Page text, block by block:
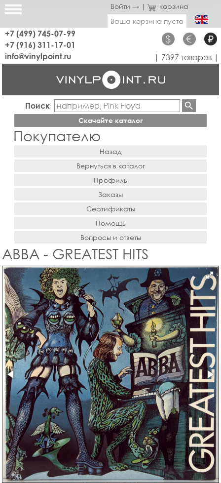
Войти → |
корзина
Ваша корзина пуста
+7 (499) 745-07-99
+7 (916) 311-17-01
$ € ₽
info@vinylpoint.ru | 7397 товаров |
Поиск
Скачайте каталог
Покупателю
Назад
Вернуться в каталог
Профиль
Заказы
Сертификаты
Помощь
Вопросы и ответы
ABBA - GREATEST HITS